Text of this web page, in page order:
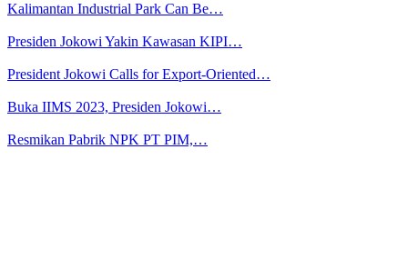
Kalimantan Industrial Park Can Be…
Presiden Jokowi Yakin Kawasan KIPI…
President Jokowi Calls for Export-Oriented…
Buka IIMS 2023, Presiden Jokowi…
Resmikan Pabrik NPK PT PIM,…